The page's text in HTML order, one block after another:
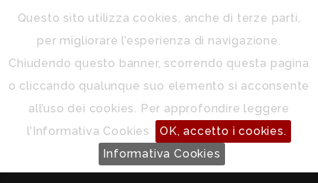
Questo sito utilizza cookies, anche di terze parti,
per migliorare l’esperienza di navigazione.
Chiudendo questo banner, scorrendo questa pagina
o cliccando qualunque suo elemento si acconsente
all’uso dei cookies. Per approfondire leggere
l’Informativa Cookies
OK, accetto i cookies.
Informativa Cookies